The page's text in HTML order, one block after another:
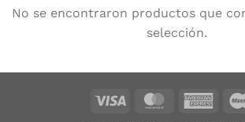
No se encontraron productos que
selección.